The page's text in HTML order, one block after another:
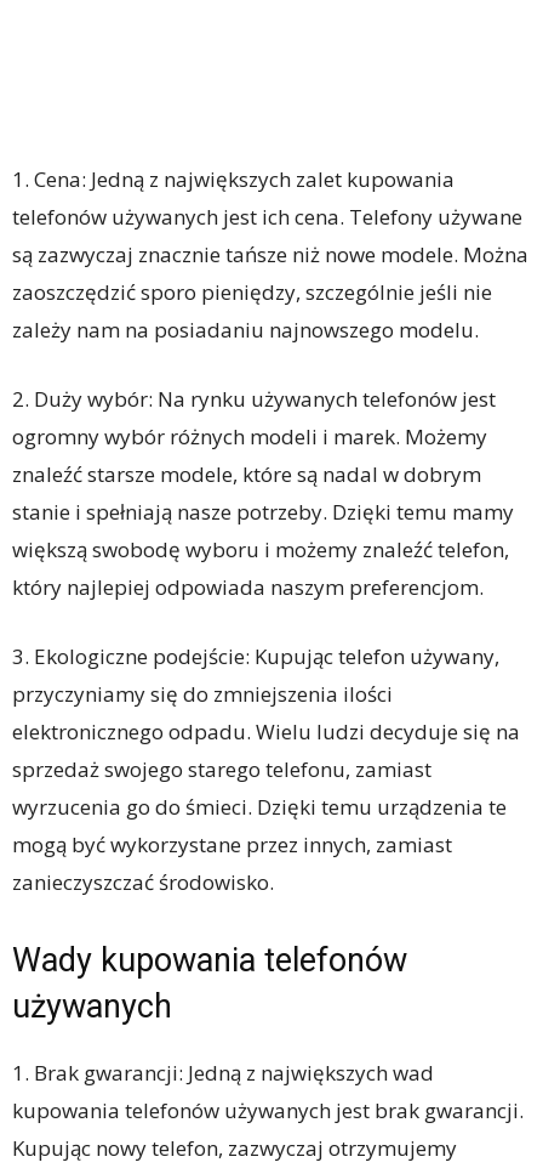
1. Cena: Jedną z największych zalet kupowania
telefonów używanych jest ich cena. Telefony używane
są zazwyczaj znacznie tańsze niż nowe modele. Można
zaoszczędzić sporo pieniędzy, szczególnie jeśli nie
zależy nam na posiadaniu najnowszego modelu.
2. Duży wybór: Na rynku używanych telefonów jest
ogromny wybór różnych modeli i marek. Możemy
znaleźć starsze modele, które są nadal w dobrym
stanie i spełniają nasze potrzeby. Dzięki temu mamy
większą swobodę wyboru i możemy znaleźć telefon,
który najlepiej odpowiada naszym preferencjom.
3. Ekologiczne podejście: Kupując telefon używany,
przyczyniamy się do zmniejszenia ilości
elektronicznego odpadu. Wielu ludzi decyduje się na
sprzedaż swojego starego telefonu, zamiast
wyrzucenia go do śmieci. Dzięki temu urządzenia te
mogą być wykorzystane przez innych, zamiast
zanieczyszczać środowisko.
Wady kupowania telefonów
używanych
1. Brak gwarancji: Jedną z największych wad
kupowania telefonów używanych jest brak gwarancji.
Kupując nowy telefon, zazwyczaj otrzymujemy